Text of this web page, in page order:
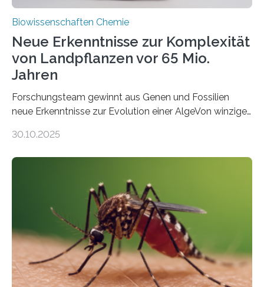
Biowissenschaften Chemie
Neue Erkenntnisse zur Komplexität
von Landpflanzen vor 65 Mio.
Jahren
Forschungsteam gewinnt aus Genen und Fossilien
neue Erkenntnisse zur Evolution einer AlgeVon winzigen
Landpflanzen zählen zu den komplexesten
Grünalgen, die vor Hunderten von Millionen Jahren
lebten. Unter den Vorfahren sticht eine Gruppe heraus,
die noch heute in der Natur vorkommt: die
Süßwasseralge Coleochaetophyceae. Einige Arten
dieser Gruppe bilden aus Zellfäden dichte Geflechte
mit scheibenförmiger Gestalt. Was auffällig ist: Die
nächsten…
30.10.2025